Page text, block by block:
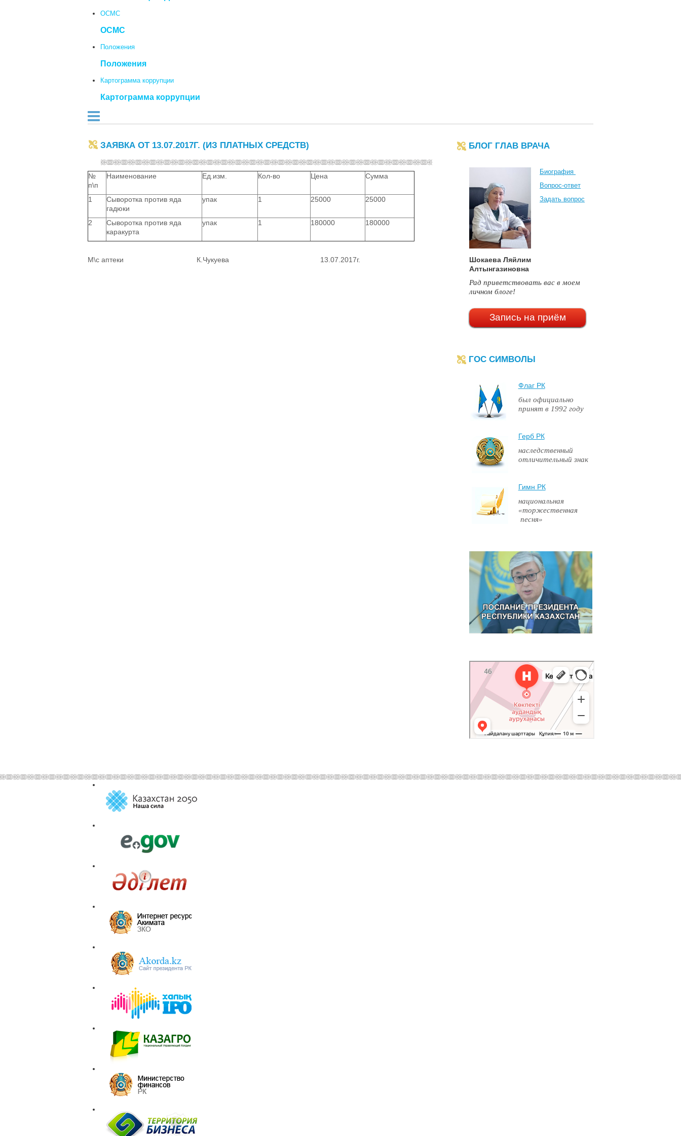
ОСМС
ОСМС
Положения
Положения
Картограмма коррупции
Картограмма коррупции
ЗАЯВКА ОТ 13.07.2017Г. (ИЗ ПЛАТНЫХ СРЕДСТВ)
№
п\п
Наименование Ед.изм. Кол-во Цена Сумма
1
Сыворотка против яда
гадюки
упак 1 25000 25000
2
Сыворотка против яда
каракурта
упак 1 180000 180000
М\с аптеки К.Чукуева 13.07.2017г.
БЛОГ ГЛАВ ВРАЧА
Биография
Вопрос-ответ
Задать вопрос
Шокаева Ляйлим
Алтынгазиновна
Рад приветствовать вас в моем
личном блоге!
Запись на приём
ГОС СИМВОЛЫ
Флаг РК
был официально
принят в 1992 году
Герб РК
наследственный
отличительный знак
Гимн РК
национальная
«торжественная
песня»